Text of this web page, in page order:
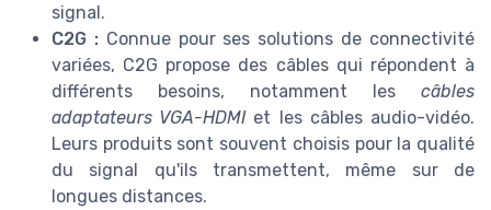
signal.
C2G :Connue pour ses solutions de connectivité
variées, C2G propose des câbles qui répondent à
différents besoins, notamment les câbles
adaptateurs VGA-HDMIet les câbles audio-vidéo.
Leurs produits sont souvent choisis pour la qualité
du signal qu'ils transmettent, même sur de
longues distances.